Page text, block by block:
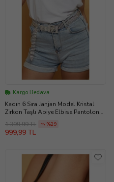
Kargo Bedava
Kadın 6 Sıra Janjan Model Kristal
Zirkon Taşlı Abiye Elbise Pantolon
1.399,99 TL %29
999,99 TL